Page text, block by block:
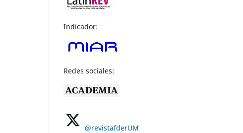
Indicador:
Redes sociales:
@revistafderUM